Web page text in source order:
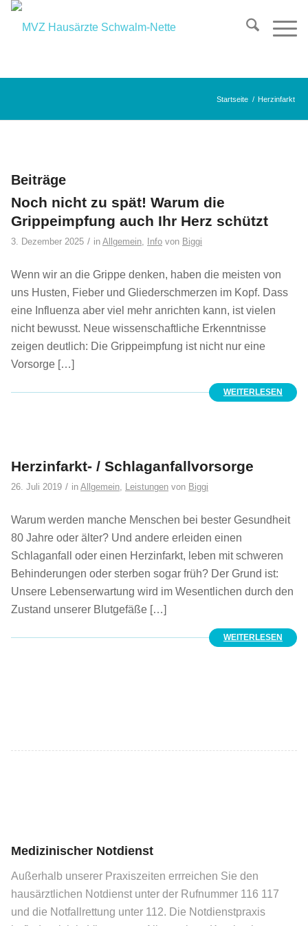
Startseite / Herzinfarkt
Beiträge
Noch nicht zu spät! Warum die
Grippeimpfung auch Ihr Herz schützt
3. Dezember 2025 / in Allgemein, Info von Biggi
Wenn wir an die Grippe denken, haben die meisten von
uns Husten, Fieber und Gliederschmerzen im Kopf. Dass
eine Influenza aber viel mehr anrichten kann, ist vielen
nicht bewusst. Neue wissenschaftliche Erkenntnisse
zeigen deutlich: Die Grippeimpfung ist nicht nur eine
Vorsorge […]
WEITERLESEN
Herzinfarkt- / Schlaganfallvorsorge
26. Juli 2019 / in Allgemein, Leistungen von Biggi
Warum werden manche Menschen bei bester Gesundheit
80 Jahre oder älter? Und andere erleiden einen
Schlaganfall oder einen Herzinfarkt, leben mit schweren
Behinderungen oder sterben sogar früh? Der Grund ist:
Unsere Lebenserwartung wird im Wesentlichen durch den
Zustand unserer Blutgefäße […]
WEITERLESEN
Medizinischer Notdienst
Außerhalb unserer Praxiszeiten errreichen Sie den
hausärztlichen Notdienst unter der Rufnummer 116 117
und die Notfallrettung unter 112. Die Notdienstpraxis